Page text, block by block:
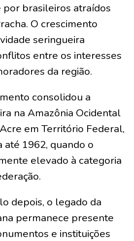
por brasileiros atraídos
O crescimento
seringueira
entre os interesses
da região.
consolidou a
na Amazônia Ocidental
em Território Federal,
até 1962, quando o
elevado à categoria
depois, o legado da
permanece presente
e instituições